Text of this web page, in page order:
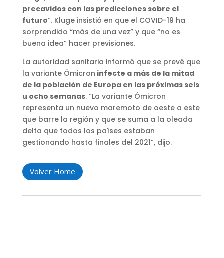
precavidos con las predicciones sobre el
futuro“. Kluge insistió en que el COVID-19 ha
sorprendido “más de una vez” y que “no es
buena idea” hacer previsiones.
La autoridad sanitaria informó que se prevé que
la variante Ómicron infecte a más de la mitad
de la población de Europa en las próximas seis
u ocho semanas. “La variante Ómicron
representa un nuevo maremoto de oeste a este
que barre la región y que se suma a la oleada
delta que todos los países estaban
gestionando hasta finales del 2021”, dijo.
Volver Home